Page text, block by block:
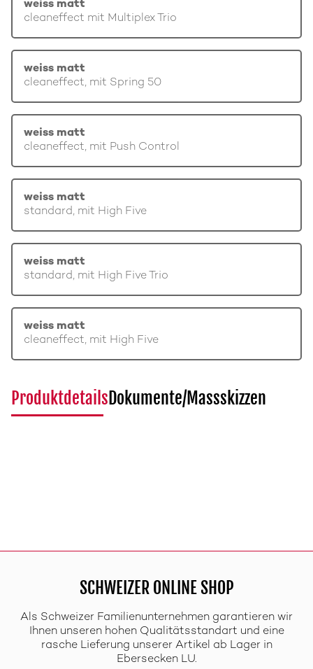
weiss matt
cleaneffect mit Multiplex Trio
weiss matt
cleaneffect, mit Spring 50
weiss matt
cleaneffect, mit Push Control
weiss matt
standard, mit High Five
weiss matt
standard, mit High Five Trio
weiss matt
cleaneffect, mit High Five
ProduktdetailsDokumente/Massskizzen
SCHWEIZER ONLINE SHOP
Als Schweizer Familienunternehmen garantieren wir
Ihnen unseren hohen Qualitätsstandart und eine
rasche Lieferung unserer Artikel ab Lager in
Ebersecken LU.